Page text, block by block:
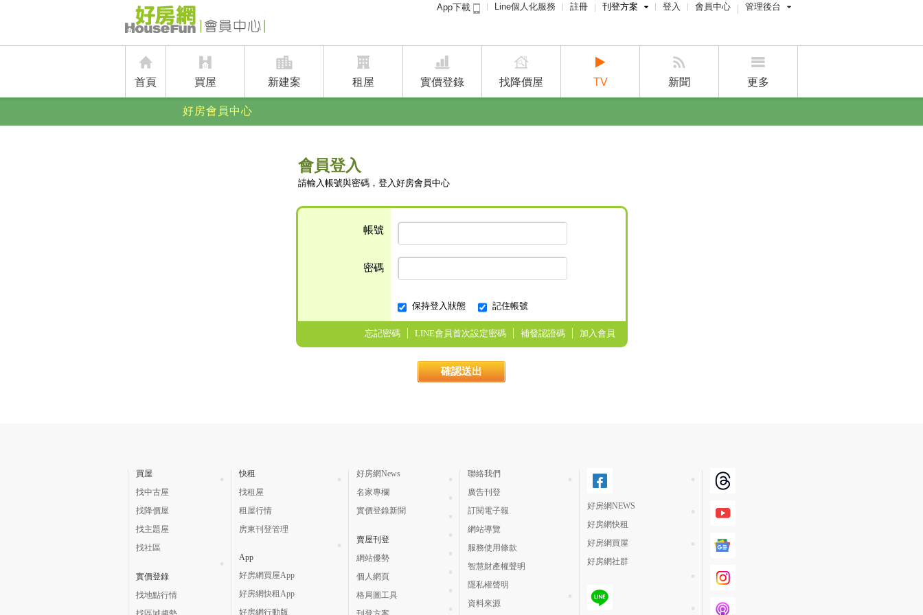
App下載 Line個人化服務 註冊 刊登方案
賣屋刊登
登入 會員中心 管理後台
經紀人員管理後台
首頁 買屋 新建案 租屋 實價登錄 找降價屋 TV 新聞 更多
好房會員中心
會員登入
請輸入帳號與密碼，登入好房會員中心
帳號
密碼
保持登入狀態 記住帳號
加入會員
補發認證碼
LINE會員首次設定密碼
忘記密碼
買屋
找中古屋
找降價屋
找主題屋
找社區
實價登錄
找地點行情
快租
找租屋
租屋行情
房東刊登管理
App
好房網買屋App
好房網快租App
好房網行動版
好房網News
名家專欄
實價登錄新聞
賣屋刊登
網站優勢
個人網頁
格局圖工具
聯絡我們
廣告刊登
訂閱電子報
網站導覽
服務使用條款
智慧財產權聲明
隱私權聲明
資料來源
好房網NEWS
好房網快租
好房網買屋
好房網社群